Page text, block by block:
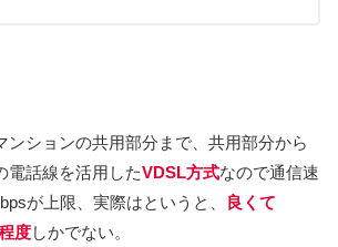
ンションの共用部分まで、共用部分から
電話線を活用したVDSL方式なので通信速
が上限、実際はというと、
良くて
度しかでない。